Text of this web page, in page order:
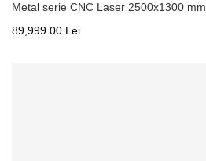
Metal serie CNC Laser 2500x1300 mm
89,999.00 Lei